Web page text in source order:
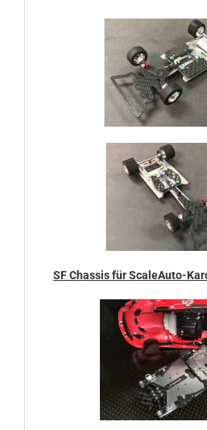
SF Chassis für ScaleAuto-